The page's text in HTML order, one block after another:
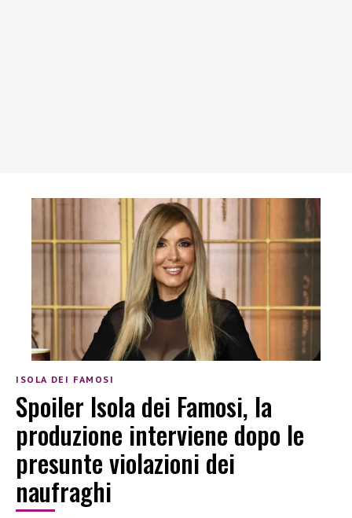
ISOLA DEI FAMOSI
Spoiler Isola dei Famosi, la
produzione interviene dopo le
presunte violazioni dei
naufraghi